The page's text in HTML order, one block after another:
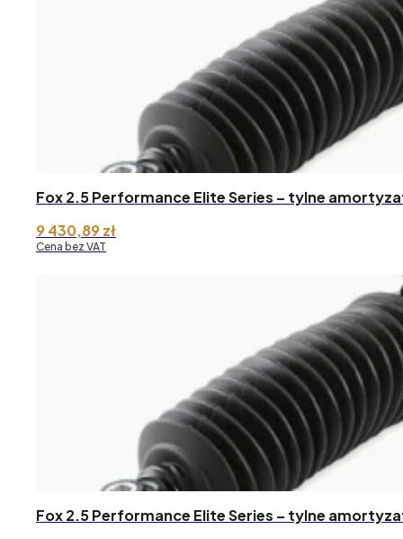
Fox 2.5 Performance Elite Series – tylne
9 430,89zł
Cena bez VAT
Fox 2.5 Performance Elite Series – tylne